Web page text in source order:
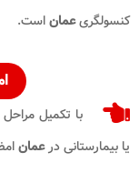
کنسولگریعماناست.
با تکمیل
یا بیمارستانی درعمان